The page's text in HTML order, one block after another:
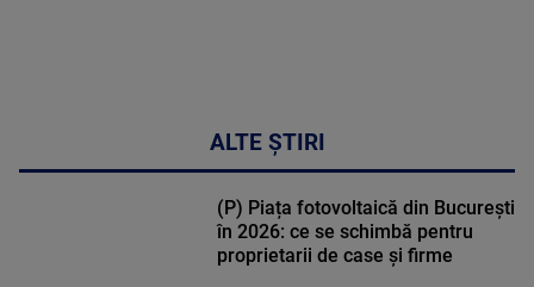
ALTE ȘTIRI
(P) Piața fotovoltaică din București
în 2026: ce se schimbă pentru
proprietarii de case și firme